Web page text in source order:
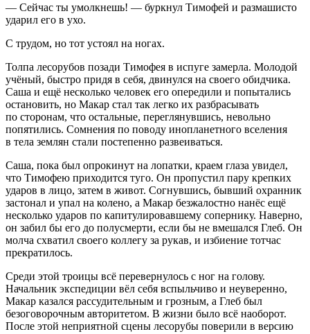
— Сейчас ты умолкнешь! — буркнул Тимофей и размашисто
ударил его в ухо.
С трудом, но тот устоял на ногах.
Толпа лесорубов позади Тимофея в испуге замерла. Молодой
учёный, быстро придя в себя, двинулся на своего обидчика.
Саша и ещё несколько человек его опередили и попытались
остановить, но Макар стал так легко их разбрасывать
по сторонам, что остальные, переглянувшись, невольно
попятились. Сомнения по поводу инопланетного вселения
в тела землян стали постепенно развеиваться.
Саша, пока был опрокинут на лопатки, краем глаза увидел,
что Тимофею приходится туго. Он пропустил пару крепких
ударов в лицо, затем в живот. Согнувшись, бывший охранник
застонал и упал на колено, а Макар безжалостно нанёс ещё
несколько ударов по капитулировавшему сопернику. Наверно,
он забил бы его до полусмерти, если бы не вмешался Глеб. Он
молча схватил своего коллегу за рукав, и избиение тотчас
прекратилось.
Среди этой троицы всё перевернулось с ног на голову.
Начальник экспедиции вёл себя вспыльчиво и неуверенно,
Макар казался рассудительным и грозным, а Глеб был
безоговорочным авторитетом. В жизни было всё наоборот.
После этой неприятной сцены лесорубы поверили в версию